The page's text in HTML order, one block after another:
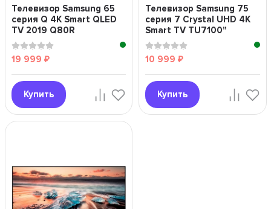
Телевизор Samsung 65
серия Q 4K Smart QLED
TV 2019 Q80R
серебряный"
19 999 ₽
Купить
Телевизор Samsung 75
серия 7 Crystal UHD 4K
Smart TV TU7100"
10 999 ₽
Купить